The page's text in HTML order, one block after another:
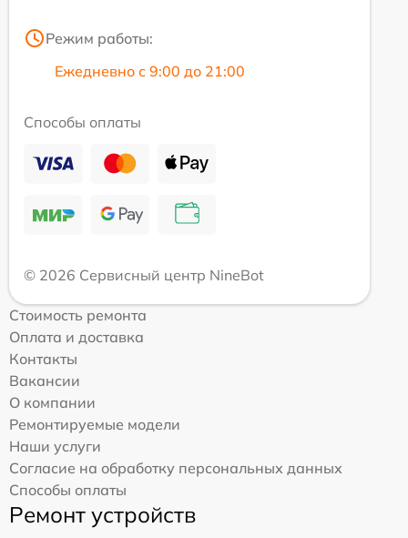
Режим работы:
Ежедневно с 9:00 до 21:00
Способы оплаты
© 2026 Сервисный центр NineBot
Стоимость ремонта
Оплата и доставка
Контакты
Вакансии
О компании
Ремонтируемые модели
Наши услуги
Согласие на обработку персональных данных
Способы оплаты
Ремонт устройств